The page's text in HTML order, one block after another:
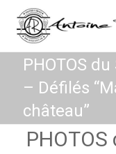
PHOTOS
– Défilés
château”